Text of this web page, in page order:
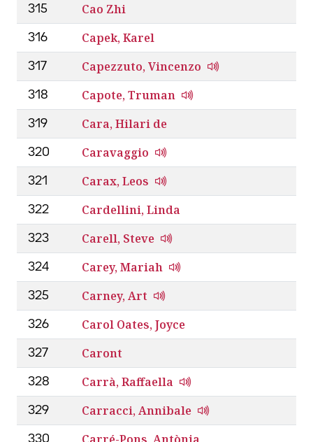
315 Cao Zhi
316 Capek, Karel
317 Capezzuto, Vincenzo
318 Capote, Truman
319 Cara, Hilari de
320 Caravaggio
321 Carax, Leos
322 Cardellini, Linda
323 Carell, Steve
324 Carey, Mariah
325 Carney, Art
326 Carol Oates, Joyce
327 Caront
328 Carrà, Raffaella
329 Carracci, Annibale
330